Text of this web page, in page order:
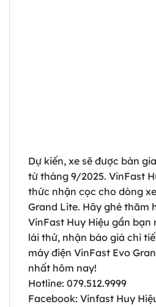
Dự kiến, xe sẽ được bàn
từ tháng 9/2025. VinFast
thức nhận cọc cho dòng
Grand Lite. Hãy ghé thăm
VinFast Huy Hiệu gần bạn
lái thử, nhận báo giá chi
máy điện VinFast Evo
nhất hôm nay!
Hotline: 079.512.9999
Facebook: Vinfast Huy